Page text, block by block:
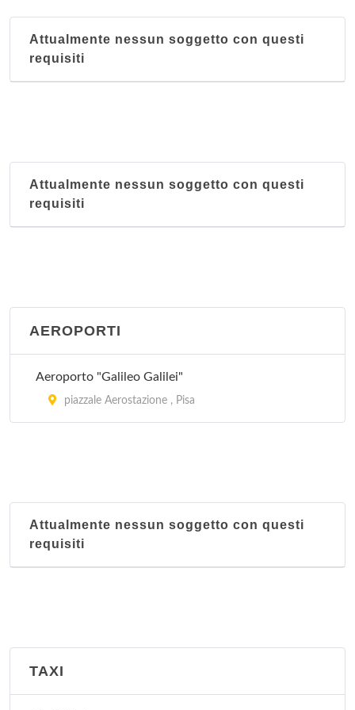
Attualmente nessun soggetto con questi
requisiti
Attualmente nessun soggetto con questi
requisiti
AEROPORTI
Aeroporto "Galileo Galilei"
piazzale Aerostazione , Pisa
Attualmente nessun soggetto con questi
requisiti
TAXI